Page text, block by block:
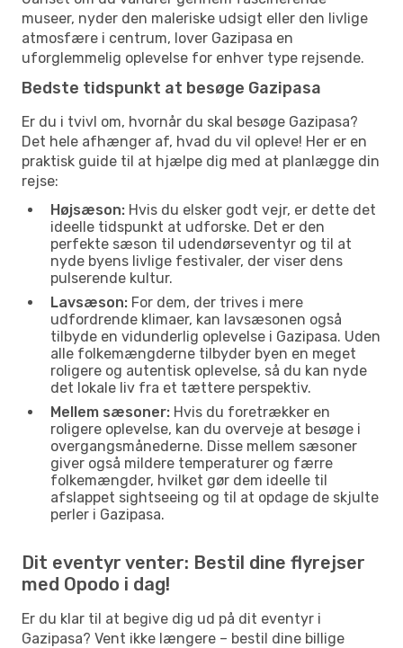
museer, nyder den maleriske udsigt eller den livlige
atmosfære i centrum, lover Gazipasa en
uforglemmelig oplevelse for enhver type rejsende.
Bedste tidspunkt at besøge Gazipasa
Er du i tvivl om, hvornår du skal besøge Gazipasa?
Det hele afhænger af, hvad du vil opleve! Her er en
praktisk guide til at hjælpe dig med at planlægge din
rejse:
Højsæson: Hvis du elsker godt vejr, er dette det
ideelle tidspunkt at udforske. Det er den
perfekte sæson til udendørseventyr og til at
nyde byens livlige festivaler, der viser dens
pulserende kultur.
Lavsæson: For dem, der trives i mere
udfordrende klimaer, kan lavsæsonen også
tilbyde en vidunderlig oplevelse i Gazipasa. Uden
alle folkemængderne tilbyder byen en meget
roligere og autentisk oplevelse, så du kan nyde
det lokale liv fra et tættere perspektiv.
Mellem sæsoner: Hvis du foretrækker en
roligere oplevelse, kan du overveje at besøge i
overgangsmånederne. Disse mellem sæsoner
giver også mildere temperaturer og færre
folkemængder, hvilket gør dem ideelle til
afslappet sightseeing og til at opdage de skjulte
perler i Gazipasa.
Dit eventyr venter: Bestil dine flyrejser
med Opodo i dag!
Er du klar til at begive dig ud på dit eventyr i
Gazipasa? Vent ikke længere – bestil dine billige